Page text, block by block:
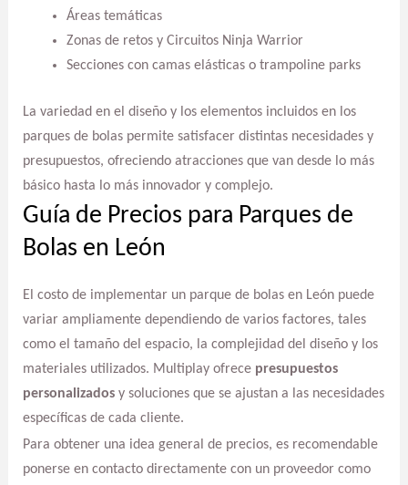
Áreas temáticas
Zonas de retos y Circuitos Ninja Warrior
Secciones con camas elásticas o trampoline parks
La variedad en el diseño y los elementos incluidos en los
parques de bolas permite satisfacer distintas necesidades y
presupuestos, ofreciendo atracciones que van desde lo más
básico hasta lo más innovador y complejo.
Guía de Precios para Parques de
Bolas en León
El costo de implementar un parque de bolas en León puede
variar ampliamente dependiendo de varios factores, tales
como el tamaño del espacio, la complejidad del diseño y los
materiales utilizados. Multiplay ofrece presupuestos
personalizadosy soluciones que se ajustan a las necesidades
específicas de cada cliente.
Para obtener una idea general de precios, es recomendable
ponerse en contacto directamente con un proveedor como